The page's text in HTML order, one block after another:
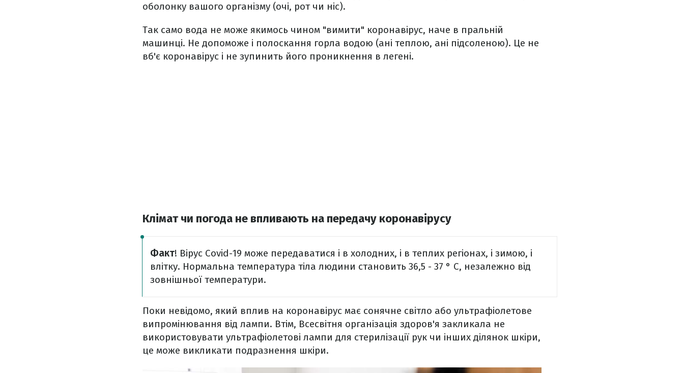
оболонку вашого організму (очі, рот чи ніс).
Так само вода не може якимось чином "вимити" коронавірус, наче в пральній
машинці. Не допоможе і полоскання горла водою (ані теплою, ані підсоленою). Це не
вб'є коронавірус і не зупинить його проникнення в легені.
Клімат чи погода не впливають на передачу коронавірусу
Факт! Вірус Covid-19 може передаватися і в холодних, і в теплих регіонах, і зимою, і
влітку. Нормальна температура тіла людини становить 36,5 - 37 ° C, незалежно від
зовнішньої температури.
Поки невідомо, який вплив на коронавірус має сонячне світло або ультрафіолетове
випромінювання від лампи. Втім, Всесвітня організація здоров'я закликала не
використовувати ультрафіолетові лампи для стерилізації рук чи інших ділянок шкіри,
це може викликати подразнення шкіри.